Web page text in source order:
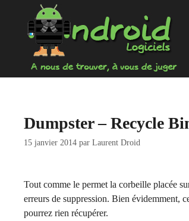
contenu
Dumpster – Recycle
15 janvier 2014 par Laurent Droid
Tout comme le permet la corbeille placée
erreurs de suppression. Bien évidemment,
pourrez rien récupérer.